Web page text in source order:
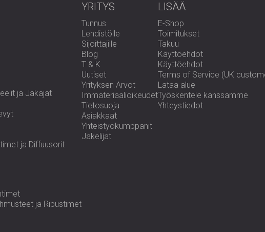
tehokkaana, että hän pyysi välittömästi
projektia suunnittelusta asennukseen ja
Oletko valmis äänieristämään asuntosi?
Tutustu äänieristysjärjestelmiimmetaiota
ja Jakajat
ja Diffuusorit
ja Ripustimet
YRITYS
Tunnus
Lehdistölle
Sijoittajille
Blog
T & K
Uutiset
Yrityksen Arvot
Immateriaalioikeudet
Tietosuoja
Asiakkaat
Yhteistyökumppanit
Jakelijat
LISÄÄ
E-Shop
Toimitukset
Takuu
Käyttöehdot
Käyttöehdot
Terms of Service (UK
Lataa alue
Työskentele kanssamme
Yhteystiedot